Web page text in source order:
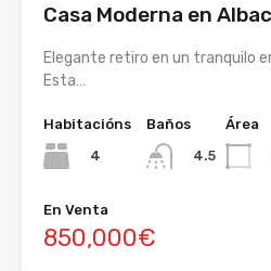
Casa Moderna en
Elegante retiro en un tranquilo
Esta…
Habitacións
4
Baños
4.5
Área
En Venta
850,000€